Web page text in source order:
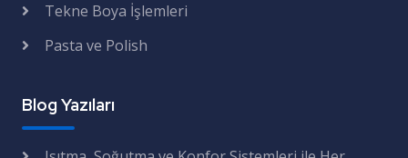
Tekne Boya İşlemleri
Pasta ve Polish
Blog Yazıları